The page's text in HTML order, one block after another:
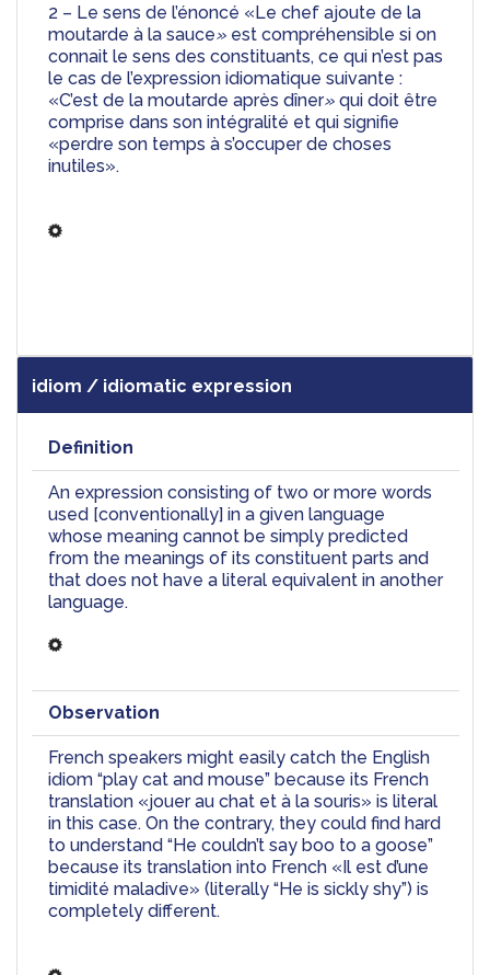
2 – Le sens de l’énoncé «Le chef ajoute de la
moutarde à la sauce» est compréhensible si on
connait le sens des constituants, ce qui n’est pas
le cas de l’expression idiomatique suivante :
«C’est de la moutarde après dîner» qui doit être
comprise dans son intégralité et qui signifie
«perdre son temps à s’occuper de choses
inutiles».
idiom / idiomatic expression
Definition
An expression consisting of two or more words
used [conventionally] in a given language
whose meaning cannot be simply predicted
from the meanings of its constituent parts and
that does not have a literal equivalent in another
language.
Observation
French speakers might easily catch the English
idiom “play cat and mouse” because its French
translation «jouer au chat et à la souris» is literal
in this case. On the contrary, they could find hard
to understand “He couldn’t say boo to a goose”
because its translation into French «Il est d’une
timidité maladive» (literally “He is sickly shy”) is
completely different.